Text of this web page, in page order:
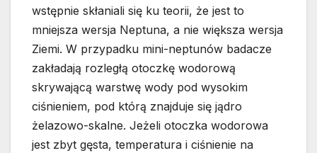
wstępnie skłaniali się ku teorii, że jest to
mniejsza wersja Neptuna, a nie większa wersja
Ziemi. W przypadku mini-neptunów badacze
zakładają rozległą otoczkę wodorową
skrywającą warstwę wody pod wysokim
ciśnieniem, pod którą znajduje się jądro
żelazowo-skalne. Jeżeli otoczka wodorowa
jest zbyt gęsta, temperatura i ciśnienie na